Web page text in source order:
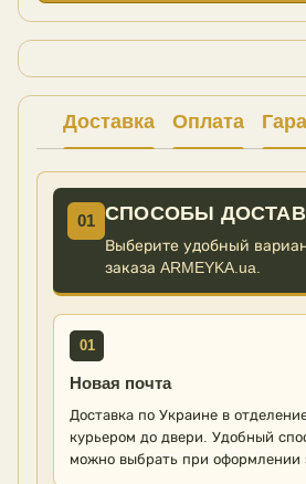
Доставка Оплата
01 СПОСОБЫ
Выберите удобный
заказа ARMEYKA.ua.
01
Новая почта
Доставка по Украине в
курьером до двери. Удобный
можно выбрать при оформлении